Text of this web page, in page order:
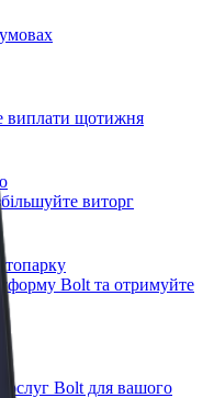
виплати щотижня
виторг
Bolt та отримуйте
Bolt для вашого